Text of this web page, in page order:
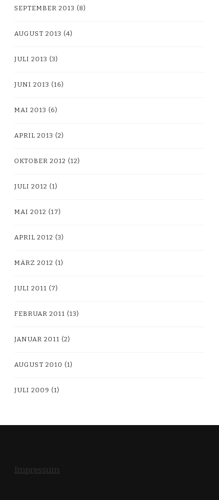
SEPTEMBER 2013 (8)
AUGUST 2013 (4)
JULI 2013 (3)
JUNI 2013 (16)
MAI 2013 (6)
APRIL 2013 (2)
OKTOBER 2012 (12)
JULI 2012 (1)
MAI 2012 (17)
APRIL 2012 (3)
MÄRZ 2012 (1)
JULI 2011 (7)
FEBRUAR 2011 (13)
JANUAR 2011 (2)
AUGUST 2010 (1)
JULI 2009 (1)
Impressum